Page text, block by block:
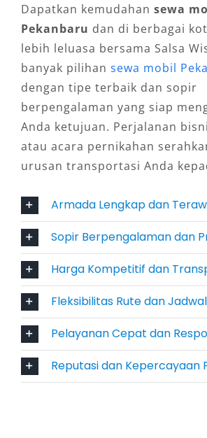
khas Pekanbaru. Fasilitas
dan kadang tambahan LCD TV
mobil Elf Pekanbaru semakin
kebutuhan wisata maupun
4. Pilihan Layanan
Dengan Sopir atau
Pelanggan diberikan
kebutuhan. Tersedia opsi
profesional untuk pengalaman
santai dan aman, maupun
Anda yang ingin mengatur rute
Fleksibilitas ini menyesuaikan
pengguna, baik individu,
komunitas.
5. Hemat Biaya untuk
Dapatkan kemudahan sewa
Pekanbaru dan di berbagai
lebih leluasa bersama Salsa
banyak pilihan sewa mobil
dengan tipe terbaik dan sopir
berpengalaman yang siap
Anda ketujuan. Perjalanan
atau acara pernikahan
urusan transportasi Anda
Armada Lengkap dan
Sopir Berpengalaman dan
Harga Kompetitif dan
Fleksibilitas Rute dan Jadwal
Pelayanan Cepat dan
Reputasi dan Kepercayaan